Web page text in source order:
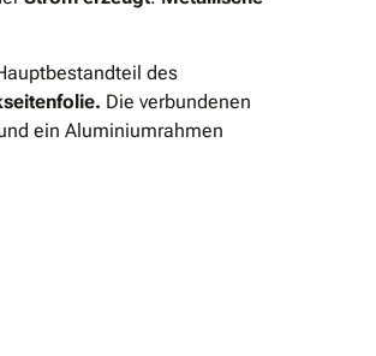
des
Die verbundenen
ein Aluminiumrahmen